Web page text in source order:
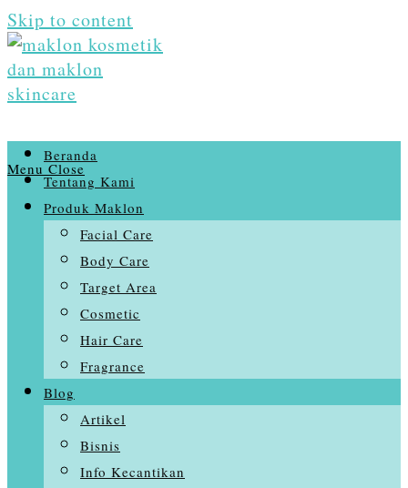
Skip to content
Menu Close
Beranda
Tentang Kami
Produk Maklon
Facial Care
Body Care
Target Area
Cosmetic
Hair Care
Fragrance
Blog
Artikel
Bisnis
Info Kecantikan